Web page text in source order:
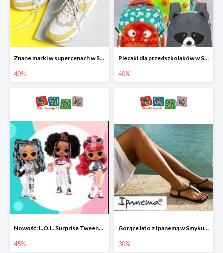
Znane marki w supercenach w Smyku - buty do -40%
40%
Plecaki dla przedszkolaków w Smyku do -40%
40%
Nowość: L.O.L. Surprise Tweens Doll w Smyku do -45%
45%
Gorące lato z Ipanemą w Smyku do -30%
30%